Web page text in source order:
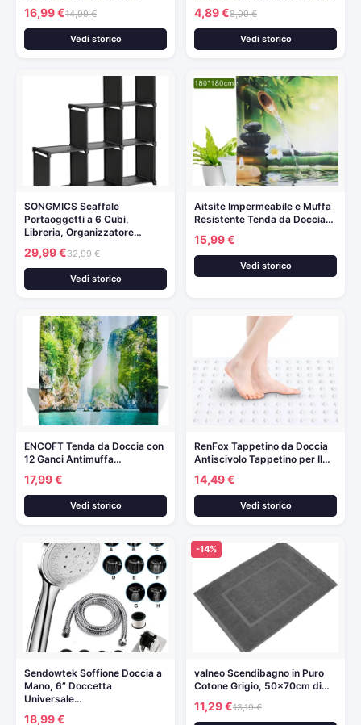
16,99 €14,99 €
Vedi storico
4,89 €8,99 €
Vedi storico
SONGMICS Scaffale
Portaoggetti a 6 Cubi,
Libreria, Organizzatore…
29,99 €32,99 €
Vedi storico
Aitsite Impermeabile e Muffa
Resistente Tenda da Doccia…
15,99 €
Vedi storico
ENCOFT Tenda da Doccia con
12 Ganci Antimuffa…
17,99 €
Vedi storico
RenFox Tappetino da Doccia
Antiscivolo Tappetino per Il…
14,49 €
Vedi storico
Sendowtek Soffione Doccia a
Mano, 6” Doccetta
Universale…
18,99 €
-14%
valneo Scendibagno in Puro
Cotone Grigio, 50x70cm di…
11,29 €13,19 €